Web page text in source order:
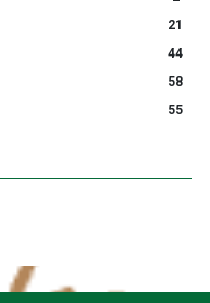
21
44
58
55